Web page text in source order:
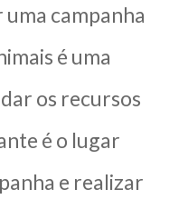
campanha
é uma
os recursos
é o lugar
e realizar